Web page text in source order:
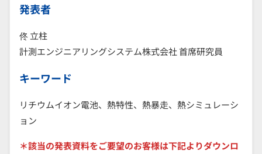
発表者
佟 立柱
計測エンジニアリングシステム株式会社 首席研究員
キーワード
リチウムイオン電池、熱特性、熱暴走、熱シミュレーシ
ョン
＊該当の発表資料をご要望のお客様は下記よりダウンロ